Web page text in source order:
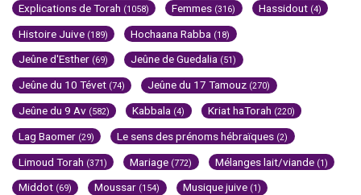
Explications de Torah (1058) Femmes (316) Hassidout (4)
Histoire Juive (189) Hochaana Rabba (18)
Jeûne d'Esther (69) Jeûne de Guedalia (51)
Jeûne du 10 Tévet (74) Jeûne du 17 Tamouz (270)
Jeûne du 9 Av (582) Kabbala (4) Kriat haTorah (220)
Lag Baomer (29) Le sens des prénoms hébraïques (2)
Limoud Torah (371) Mariage (772) Mélanges lait/viande (1)
Middot (69) Moussar (154) Musique juive (1)